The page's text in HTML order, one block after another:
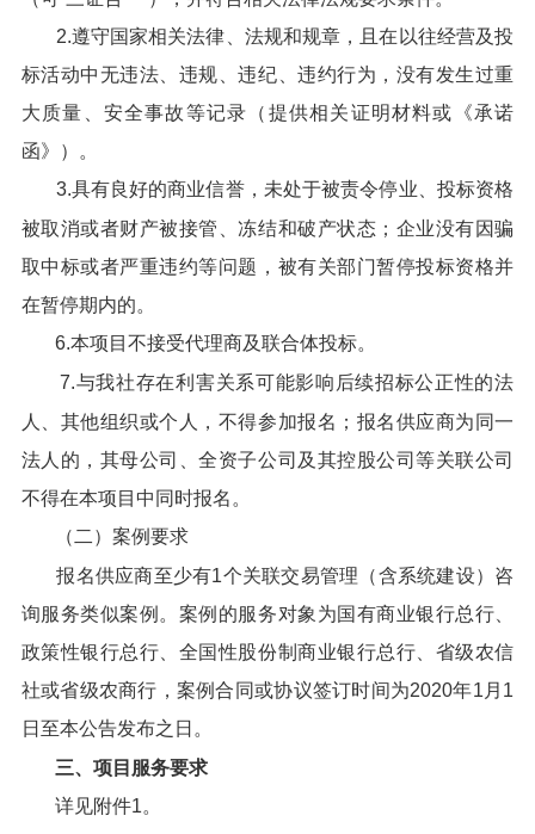
2.遵守国家相关法律、法规和规章，且在以往经营及投
标活动中无违法、违规、违纪、违约行为，没有发生过重
大质量、安全事故等记录（提供相关证明材料或《承诺
函》）。
3.具有良好的商业信誉，未处于被责令停业、投标资格
被取消或者财产被接管、冻结和破产状态；企业没有因骗
取中标或者严重违约等问题，被有关部门暂停投标资格并
在暂停期内的。
6.本项目不接受代理商及联合体投标。
7.与我社存在利害关系可能影响后续招标公正性的法
人、其他组织或个人，不得参加报名；报名供应商为同一
法人的，其母公司、全资子公司及其控股公司等关联公司
不得在本项目中同时报名。
（二）案例要求
报名供应商至少有1个关联交易管理（含系统建设）咨
询服务类似案例。案例的服务对象为国有商业银行总行、
政策性银行总行、全国性股份制商业银行总行、省级农信
社或省级农商行，案例合同或协议签订时间为2020年1月1
日至本公告发布之日。
三、项目服务要求
详见附件1。